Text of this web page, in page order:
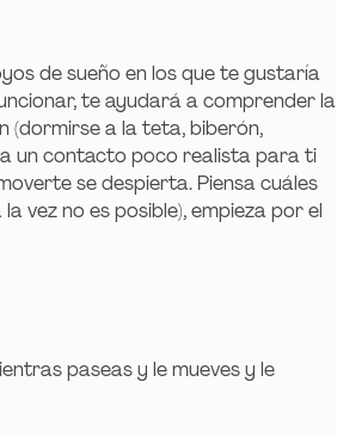
de sueño en los que te gustaría
te ayudará a comprender la
(dormirse a la teta, biberón,
un contacto poco realista para ti
se despierta. Piensa cuáles
vez no es posible), empieza por el
paseas y le mueves y le